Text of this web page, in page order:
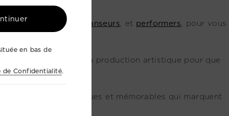
musiciens acteurs danseurs, et performers, pour vous
les aspects de la production artistique pour que
uniques et mémorables qui marquent
en bas de
de Confidentialité.